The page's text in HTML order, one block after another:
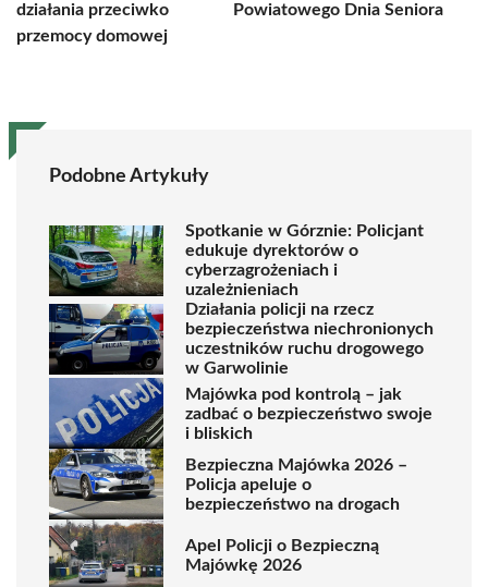
działania przeciwko
przemocy domowej
Powiatowego Dnia Seniora
Podobne Artykuły
Spotkanie w Górznie: Policjant
edukuje dyrektorów o
cyberzagrożeniach i
uzależnieniach
Działania policji na rzecz
bezpieczeństwa niechronionych
uczestników ruchu drogowego
w Garwolinie
Majówka pod kontrolą – jak
zadbać o bezpieczeństwo swoje
i bliskich
Bezpieczna Majówka 2026 –
Policja apeluje o
bezpieczeństwo na drogach
Apel Policji o Bezpieczną
Majówkę 2026